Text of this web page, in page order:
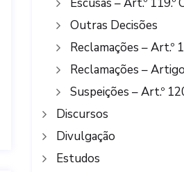
Outras Decisões
Reclamações – Art.º
Reclamações –
Suspeições – Art.º
Discursos
Divulgação
Estudos